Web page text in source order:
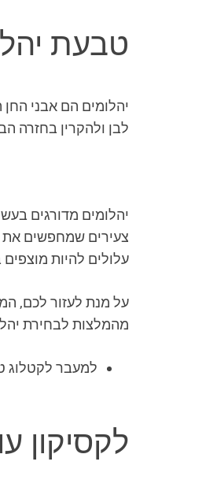
טבעת
יהלומים הם אבני
לבן ולהקרין בחזרה
יהלומים מדורגים
צעירים שמחפשים את
עלולים להיות
על מנת לעזור לכם,
מהמלצות לבחירת
למעבר לקטלוג
לקסיקון